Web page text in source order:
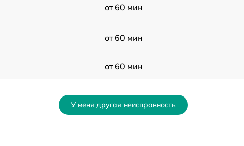
от 60 мин
от 60 мин
от 60 мин
от 60 мин
У меня другая неисправность